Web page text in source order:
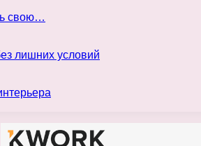
свою…
лишних условий